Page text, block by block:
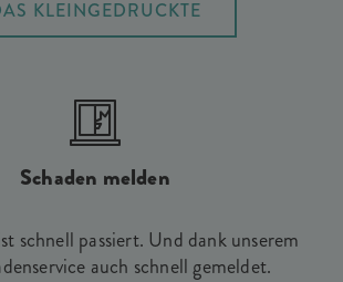
KLEINGEDRUCKTE
Schaden melden
schnell passiert. Und dank unserem
auch schnell gemeldet.